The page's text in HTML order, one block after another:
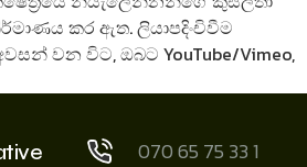
කර ඇත. ලියාපදිංචිවීම
වන විට, ඔබට YouTube/Vimeo,
070 65 75 33 1